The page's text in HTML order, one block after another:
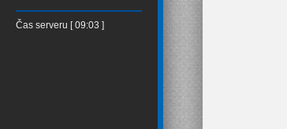
Čas serveru [ 09:03 ]